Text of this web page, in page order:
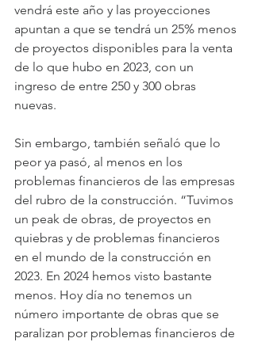
vendrá este año y las proyecciones
apuntan a que se tendrá un 25% menos
de proyectos disponibles para la venta
de lo que hubo en 2023, con un
ingreso de entre 250 y 300 obras
nuevas.
Sin embargo, también señaló que lo
peor ya pasó, al menos en los
problemas financieros de las empresas
del rubro de la construcción. “Tuvimos
un peak de obras, de proyectos en
quiebras y de problemas financieros
en el mundo de la construcción en
2023. En 2024 hemos visto bastante
menos. Hoy día no tenemos un
número importante de obras que se
paralizan por problemas financieros de